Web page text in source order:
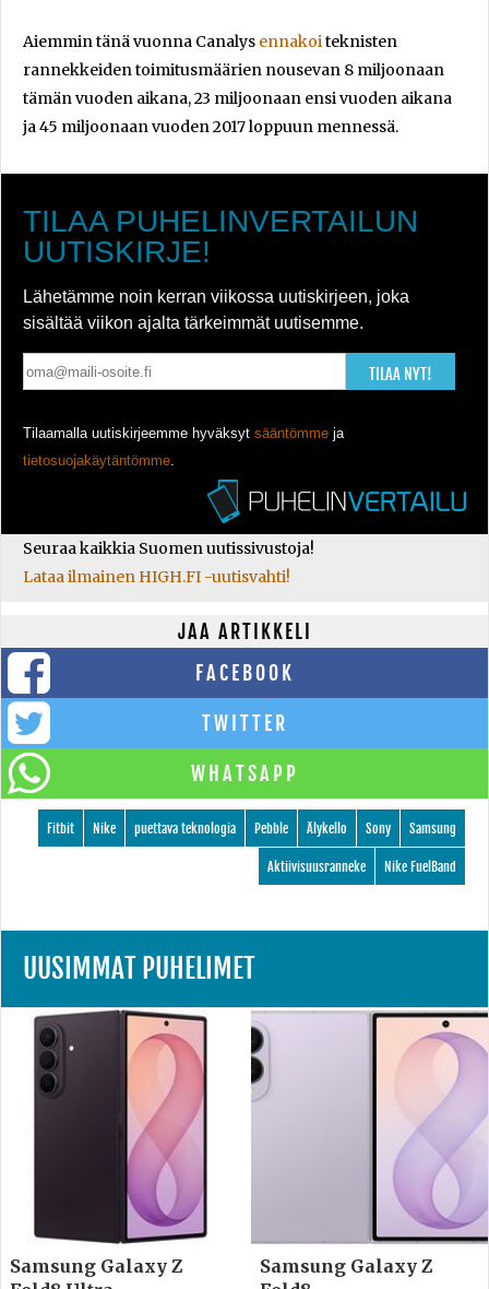
Aiemmin tänä vuonna Canalys ennakoiteknisten
rannekkeiden toimitusmäärien nousevan 8 miljoonaan
tämän vuoden aikana, 23 miljoonaan ensi vuoden aikana
ja 45 miljoonaan vuoden 2017 loppuun mennessä.
TILAA PUHELINVERTAILUN
UUTISKIRJE!
Lähetämme noin kerran viikossa uutiskirjeen, joka
sisältää viikon ajalta tärkeimmät uutisemme.
TILAA NYT!
Tilaamalla uutiskirjeemme hyväksyt sääntömme ja
tietosuojakäytäntömme.
Seuraa kaikkia Suomen uutissivustoja!
Lataa ilmainen HIGH.FI -uutisvahti!
JAA ARTIKKELI
FACEBOOK
TWITTER
WHATSAPP
Samsung
Sony
Älykello
Pebble
puettava teknologia
Nike
Fitbit
Nike FuelBand
Aktiivisuusranneke
UUSIMMAT PUHELIMET
Samsung Galaxy Z
Samsung Galaxy Z